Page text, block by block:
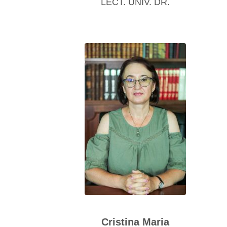
LECT. UNIV. DR.
Cristina Maria